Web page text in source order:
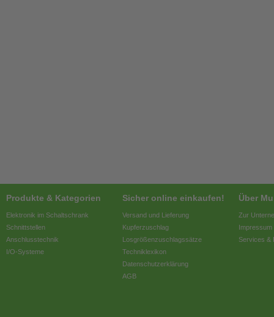
Produkte & Kategorien
Elektronik im Schaltschrank
Schnittstellen
Anschlusstechnik
I/O-Systeme
Sicher online einkaufen!
Versand und Lieferung
Kupferzuschlag
Losgrößenzuschlagssätze
Techniklexikon
Datenschutzerklärung
AGB
Über
Zur
Impressum
Services &